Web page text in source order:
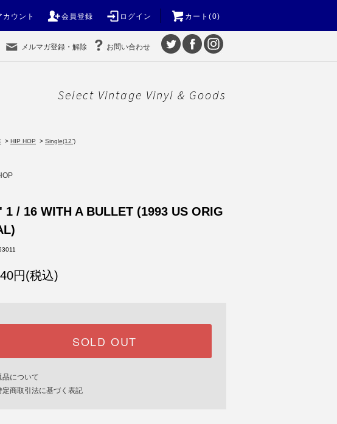
カウント 会員登録 ログイン カート(0)
メルマガ登録・解除 お問い合わせ
Select Vintage Vinyl & Goods
> HIP HOP > Single(12”)
1 / 16 WITH A BULLET (1993 US ORIG
円(税込)
SOLD OUT
品について
定商取引法に基づく表記